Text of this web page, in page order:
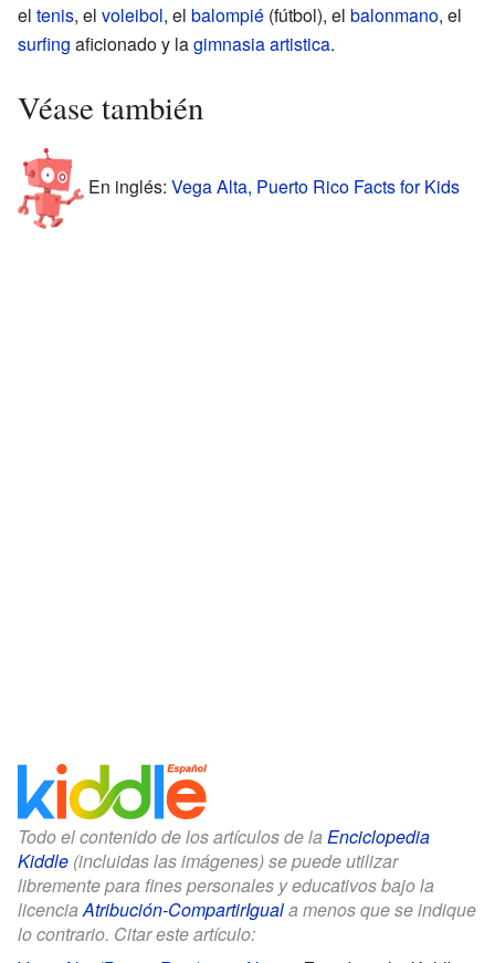
el tenis, el voleibol, el balompié (fútbol), el balonmano, el
surfing aficionado y lagimnasia artistica.
Véase también
En inglés: Vega Alta, Puerto Rico Facts for Kids
Todo el contenido de los artículos de la Enciclopedia
Kiddle (incluidas las imágenes) se puede utilizar
libremente para fines personales y educativos bajo la
licencia Atribución-CompartirIguala menos que se indique
lo contrario. Citar este artículo: